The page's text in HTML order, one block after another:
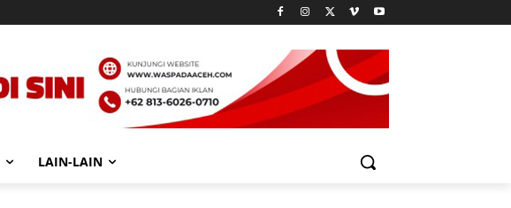
LAIN-LAIN